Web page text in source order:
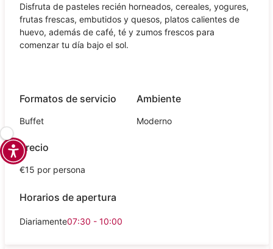
Disfruta de pasteles recién horneados, cereales, yogures,
frutas frescas, embutidos y quesos, platos calientes de
huevo, además de café, té y zumos frescos para
comenzar tu día bajo el sol.
Formatos de servicio
Buffet
Ambiente
Moderno
Precio
€15 por persona
Horarios de apertura
Diariamente07:30 - 10:00